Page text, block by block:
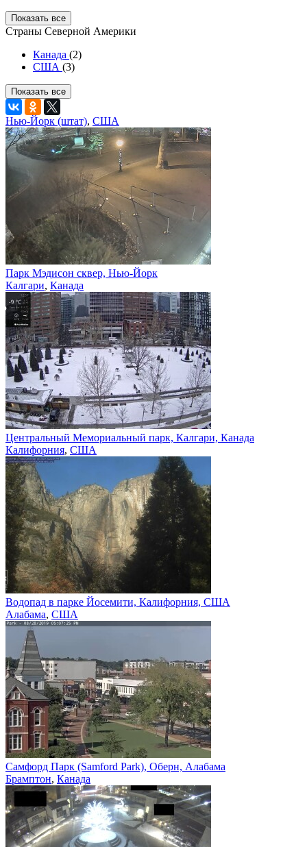
Показать все
Страны Северной Америки
Канада (2)
США (3)
Показать все
Нью-Йорк (штат), США
Парк Мэдисон сквер, Нью-Йорк
Калгари, Канада
Центральный Мемориальный парк, Калгари, Канада
Калифорния, США
Водопад в парке Йосемити, Калифорния, США
Алабама, США
Самфорд Парк (Samford Park), Оберн, Алабама
Брамптон, Канада